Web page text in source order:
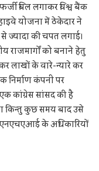
बिल लगाकर विश्व बैंक
योजना में ठेकेदार ने
ज्यादा की चपत लगाई।
राजमार्गों को बनाने हेतु
लाखों के वारे-न्यारे कर
निर्माण कंपनी पर
कांग्रेस सांसद की है
किन्तु कुछ समय बाद उसे
के अधिकारियों